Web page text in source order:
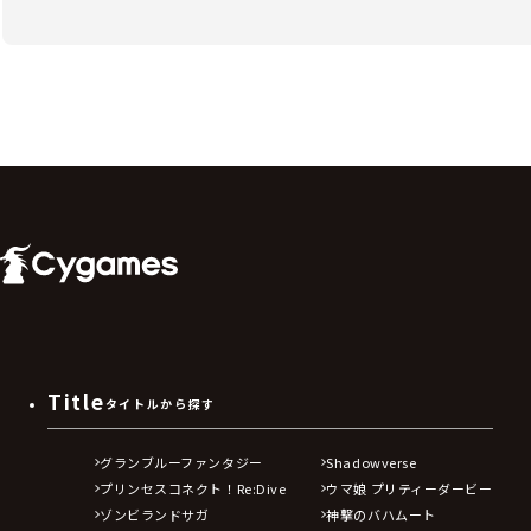
Title タイトルから探す
グランブルーファンタジー
Shadowverse
プリンセスコネクト！Re:Dive
ウマ娘 プリティーダービー
ゾンビランドサガ
神撃のバハムート